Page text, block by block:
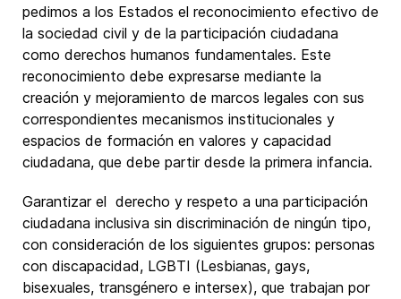
pedimos a los Estados el reconocimiento efectivo de
la sociedad civil y de la participación ciudadana
como derechos humanos fundamentales. Este
reconocimiento debe expresarse mediante la
creación y mejoramiento de marcos legales con sus
correspondientes mecanismos institucionales y
espacios de formación en valores y capacidad
ciudadana, que debe partir desde la primera infancia.
Garantizar el derecho y respeto a una participación
ciudadana inclusiva sin discriminación de ningún tipo,
con consideración de los siguientes grupos: personas
con discapacidad, LGBTI (Lesbianas, gays,
bisexuales, transgénero e intersex), que trabajan por